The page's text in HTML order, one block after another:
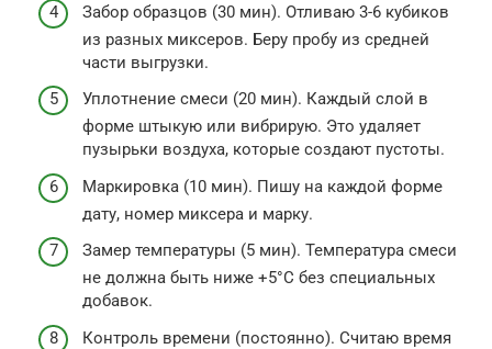
Забор образцов (30 мин). Отливаю 3-6 кубиков
из разных миксеров. Беру пробу из средней
части выгрузки.
Уплотнение смеси (20 мин). Каждый слой в
форме штыкую или вибрирую. Это удаляет
пузырьки воздуха, которые создают пустоты.
Маркировка (10 мин). Пишу на каждой форме
дату, номер миксера и марку.
Замер температуры (5 мин). Температура смеси
не должна быть ниже +5°C без специальных
добавок.
Контроль времени (постоянно). Считаю время